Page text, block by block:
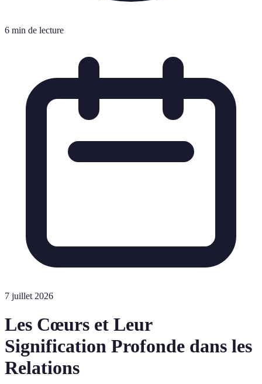
6 min de lecture
7 juillet 2026
Les Cœurs et Leur
Signification Profonde dans les
Relations